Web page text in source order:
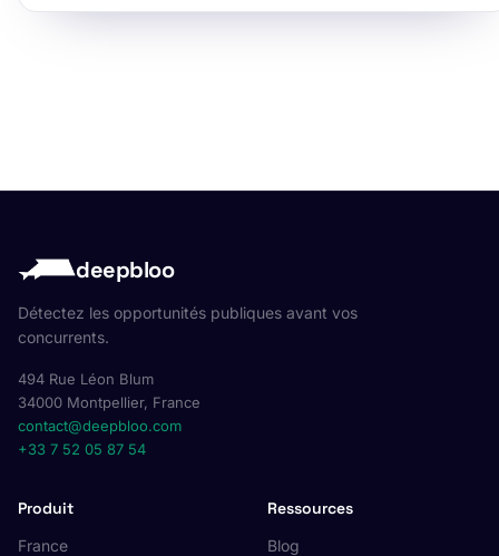
deepbloo
Détectez les opportunités publiques avant vos
concurrents.
494 Rue Léon Blum
34000 Montpellier, France
contact@deepbloo.com
+33 7 52 05 87 54
Produit
France
Ressources
Blog